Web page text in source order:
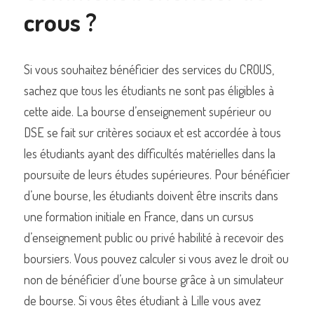
crous ?
Si vous souhaitez bénéficier des services du CROUS,
sachez que tous les étudiants ne sont pas éligibles à
cette aide. La bourse d’enseignement supérieur ou
DSE se fait sur critères sociaux et est accordée à tous
les étudiants ayant des difficultés matérielles dans la
poursuite de leurs études supérieures. Pour bénéficier
d’une bourse, les étudiants doivent être inscrits dans
une formation initiale en France, dans un cursus
d’enseignement public ou privé habilité à recevoir des
boursiers. Vous pouvez calculer si vous avez le droit ou
non de bénéficier d’une bourse grâce à un simulateur
de bourse. Si vous êtes étudiant à Lille vous avez